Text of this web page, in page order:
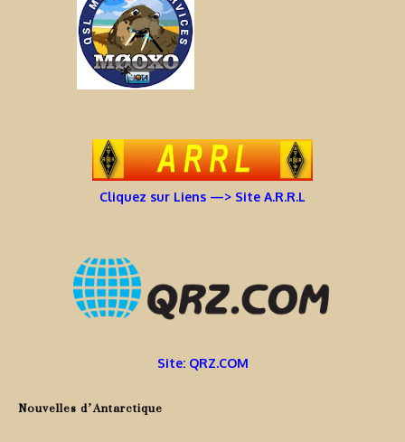
Cliquez sur Liens —> Site A.R.R.L
Site: QRZ.COM
Nouvelles d’Antarctique